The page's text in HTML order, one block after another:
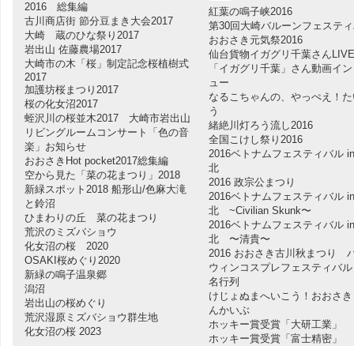
2016 総集編
古川商店街 節分豆まき大会2017
大崎 蔵のひな祭り2017
岩出山 佐藤農場2017
大崎市の木「桜」制定記念桜植樹式
2017
加護坊桜まつり2017
桜の化女沼2017
蛭沢川の桜並木2017 大崎市岩出山
リビングルームコンサート「色の音
楽」お知らせ
おおさきHot pocket2017総集編
空から見た「菜の花まつり」2018
新緑スポット2018 船形山/色麻大滝
と鈴沼
ひまわりの丘 菜の花まつり
荒沢のミズバショウ
化女沼の桜 2020
OSAKI桜めぐり2020
新緑の鳴子温泉郷
潟沼
岩出山の桜めぐり
荒沢湿原ミズバショウ群生地
化女沼の桜 2023
紅葉の鳴子峡2016
第30回大崎バルーンフェステ
おおさき元気祭2016
仙台貨物イガグリ千葉さんLIVE
「イガグリ千葉」さん動画イ
ュー
なるこちゃんの、やっぺえ！
う
緒絶川灯ろう流し2016
全国こけし祭り2016
2016ベトナムフェスティバル
北
2016 政宗公まつり
2016ベトナムフェスティバル
北 ~Civilian Skunk〜
2016ベトナムフェスティバル
北 〜清貴〜
2016 おおさき古川秋まつり
ウィンコスプレフェスティバ
名行列
けじょぬまへいこう！おおさ
んかいぶ
ホッキー賞受賞「大研工業」
ホッキー賞受賞「富士精密」